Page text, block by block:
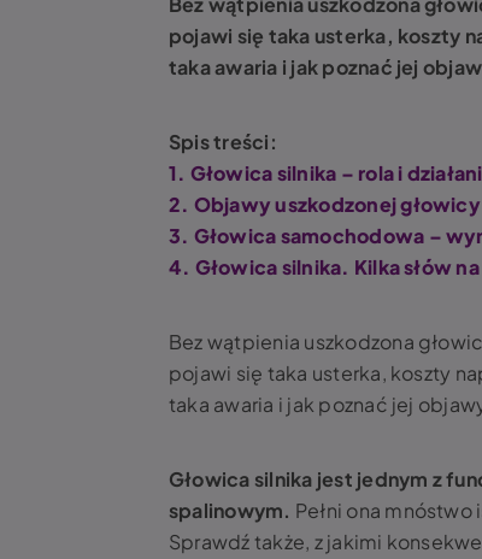
pojawi się taka usterka, koszty
taka awaria i jak poznać jej
Spis treści:
1. Głowica silnika – rola i
2. Objawy uszkodzonej
3. Głowica samochodowa –
4. Głowica silnika. Kilka słów
Bez wątpienia uszkodzona
pojawi się taka usterka, koszty
taka awaria i jak poznać jej
Głowica silnika jest jednym z
spalinowym. Pełni ona
Sprawdź także, z jakimi